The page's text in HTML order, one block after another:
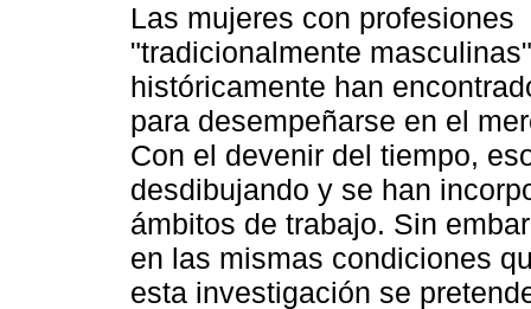
Las mujeres con profesiones
"tradicionalmente masculinas"
históricamente han
para desempeñarse en el
Con el devenir del tiempo,
desdibujando y se han
ámbitos de trabajo. Sin
en las mismas condiciones
esta investigación se